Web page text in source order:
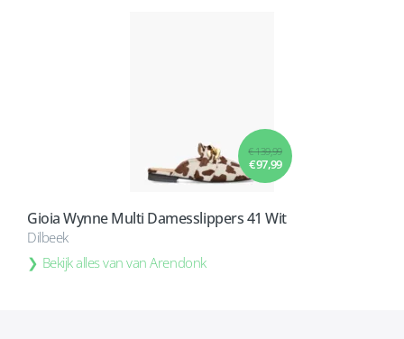
€ 139,99
€ 97,99
Gioia Wynne Multi Damesslippers 41 Wit
Dilbeek
Bekijk alles van van Arendonk